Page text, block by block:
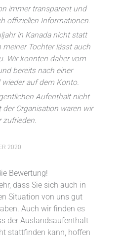
immer transparent und
offiziellen Informationen.
in Kanada nicht statt
Tochter lässt auch
Wir konnten daher vom
bereits nach einer
wieder auf dem Konto.
Aufenthalt nicht
Organisation waren wir
zufrieden.
2020
Bewertung!
dass Sie sich auch in
Situation von uns gut
Auch wir finden es
der Auslandsaufenthalt
stattfinden kann, hoffen